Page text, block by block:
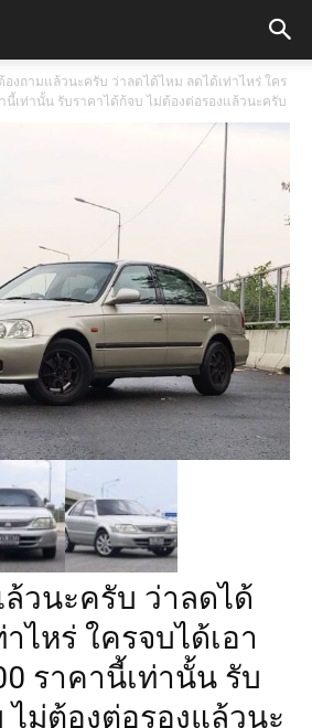
องถามแล้วนะครับ ว่าลดได้ไหม ลดได้เท่าไหร่ ใคร
นี้เท่านั้น รับราคาได้ก้จบ ไม่ต้องต่อรองแล้วนะครับ
วนะครับ ว่าลดได้
ไหร่ ใครจบได้เอา
ราคานี้เท่านั้น รับ
ไม่ต้องต่อรองแล้วนะ